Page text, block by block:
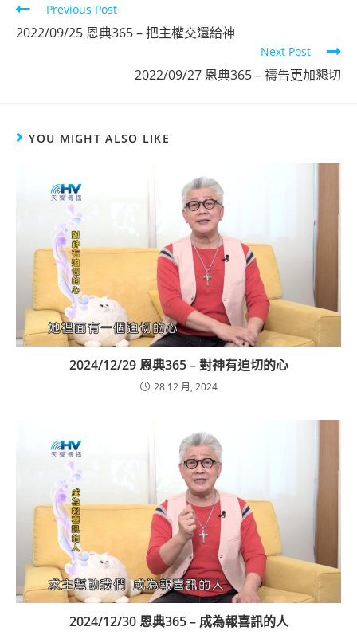
Previous Post
2022/09/25 恩典365 – 把主權交還給神
Next Post
2022/09/27 恩典365 – 禱告更加懇切
YOU MIGHT ALSO LIKE
2024/12/29 恩典365 – 對神有迫切的心
28 12 月, 2024
2024/12/30 恩典365 – 成為報喜訊的人